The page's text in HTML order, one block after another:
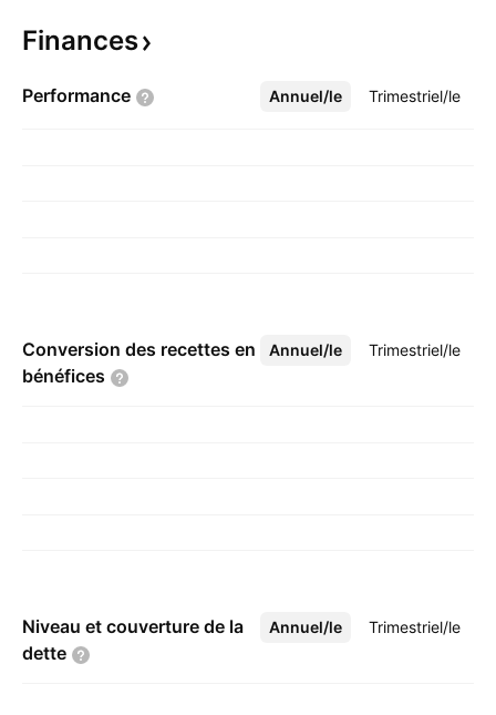
Finances
Performance Annuel/le Trimestriel/le
Plus
Conversion des recettes en
bénéfices
Annuel/le Trimestriel/le
Plus
Niveau et couverture de la
dette
Annuel/le Trimestriel/le
Plus